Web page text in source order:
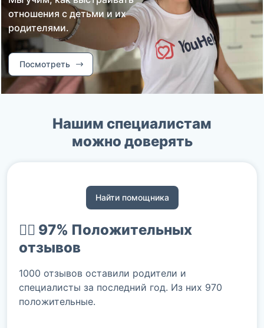
отношения с детьми и их
родителями.
Посмотреть
Нашим специалистам
можно доверять
Найти помощника
👍🏻 97% Положительных
отзывов
1000 отзывов оставили родители и
специалисты за последний год. Из них 970
положительные.